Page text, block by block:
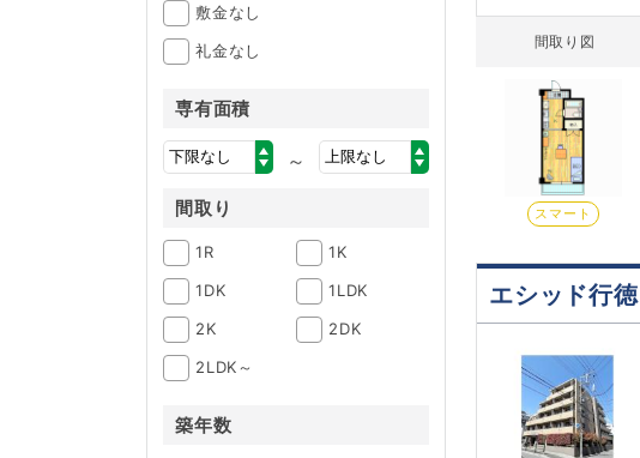
敷金なし
礼金なし
専有面積
～
間取り
1R
1K
1DK
1LDK
2K
2DK
2LDK～
築年数
間取り図
スマート
エシッド行徳